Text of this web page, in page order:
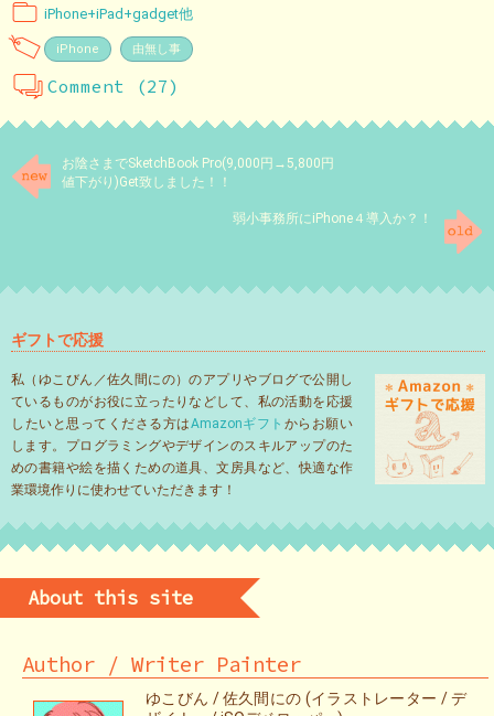
iPhone+iPad+gadget他
iPhone 由無し事
Comment (27)
お陰さまでSketchBook Pro(9,000円→5,800円
値下がり)Get致しました！！
弱小事務所にiPhone４導入か？！
ギフトで応援
私（ゆこびん／佐久間にの）のアプリやブログで公開し
ているものがお役に立ったりなどして、私の活動を応援
したいと思ってくださる方はAmazonギフト からお願い
します。プログラミングやデザインのスキルアップのた
めの書籍や絵を描くための道具、文房具など、快適な作
業環境作りに使わせていただきます！
About this site
Author / Writer Painter
ゆこびん / 佐久間にの (イラストレーター / デ